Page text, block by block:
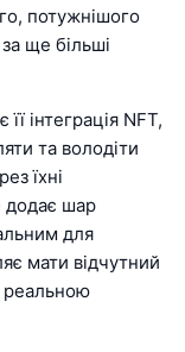
потужнішого
ще більші
інтеграція NFT,
та володіти
їхні
додає шар
для
мати відчутний
реальною